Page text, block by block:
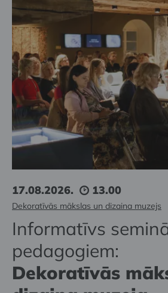
17.08.2026. 13.00
Dekoratīvās mākslas un dizaina muzejs
Informatīvs
pedagogiem:
Dekoratīvās